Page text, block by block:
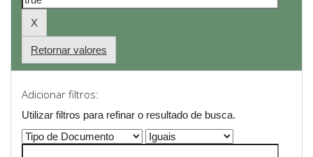
Retornar valores
Adicionar filtros:
Utilizar filtros para refinar o resultado de busca.